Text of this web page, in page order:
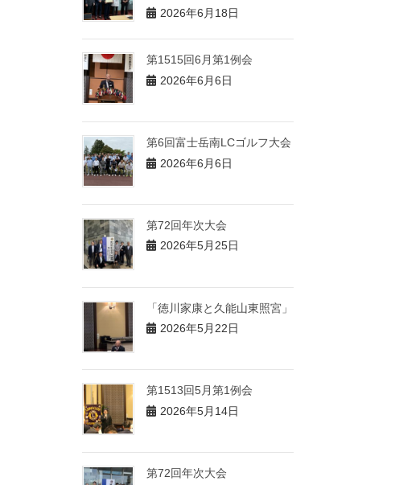
2026年6月18日
第1515回6月第1例会
2026年6月6日
第6回富士岳南LCゴルフ大会
2026年6月6日
第72回年次大会
2026年5月25日
「徳川家康と久能山東照宮」
2026年5月22日
第1513回5月第1例会
2026年5月14日
第72回年次大会